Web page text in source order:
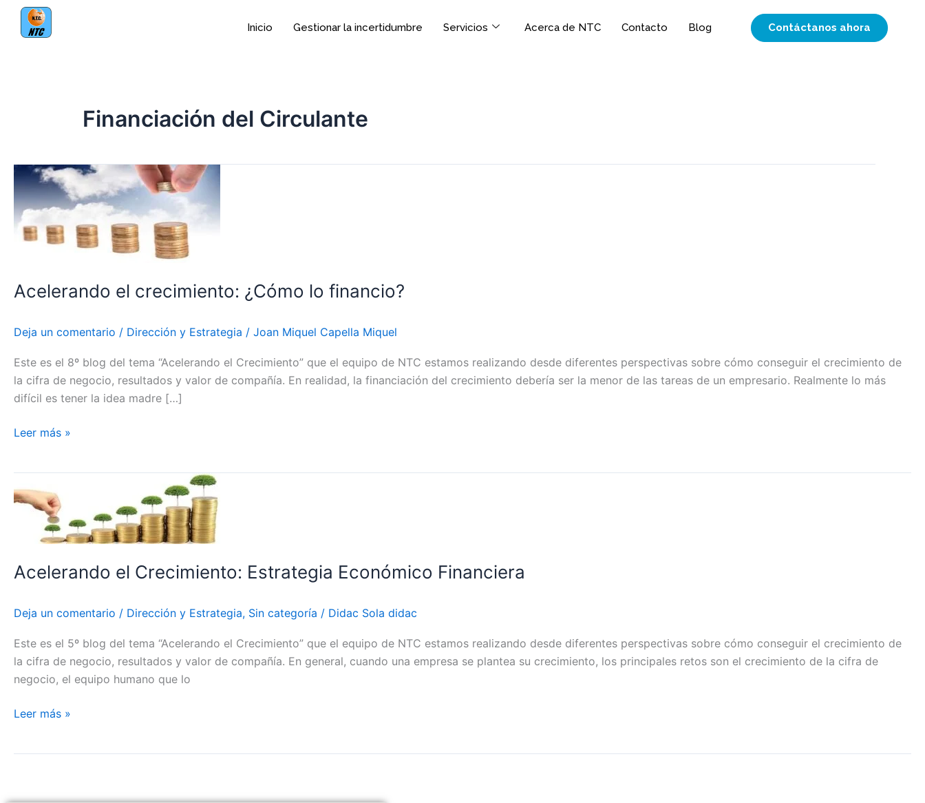
Inicio Gestionar la incertidumbre Servicios Acerca de NTC Contacto Blog Contáctanos ahora
Financiación del Circulante
Acelerando el crecimiento: ¿Cómo lo financio?
Deja un comentario / Dirección y Estrategia / Joan Miquel Capella Miquel
Este es el 8º blog del tema “Acelerando el Crecimiento” que el equipo de NTC estamos realizando desde diferentes perspectivas sobre cómo conseguir el crecimiento de
la cifra de negocio, resultados y valor de compañía. En realidad, la financiación del crecimiento debería ser la menor de las tareas de un empresario. Realmente lo más
difícil es tener la idea madre […]
Acelerando
el
crecimiento:
¿Cómo
Leer más »
Acelerando el Crecimiento: Estrategia Económico Financiera
Deja un comentario / Dirección y Estrategia, Sin categoría / Didac Sola didac
Este es el 5º blog del tema “Acelerando el Crecimiento” que el equipo de NTC estamos realizando desde diferentes perspectivas sobre cómo conseguir el crecimiento de
la cifra de negocio, resultados y valor de compañía. En general, cuando una empresa se plantea su crecimiento, los principales retos son el crecimiento de la cifra de
negocio, el equipo humano que lo
el
Crecimiento:
Estrategia
Financiera
Leer más »